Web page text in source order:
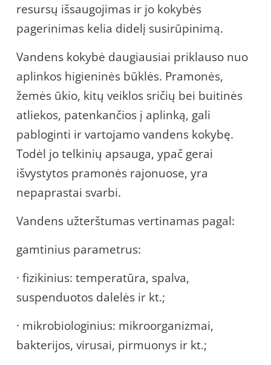
resursų išsaugojimas ir jo kokybės
pagerinimas kelia didelį susirūpinimą.
Vandens kokybė daugiausiai priklauso nuo
aplinkos higieninės būklės. Pramonės,
žemės ūkio, kitų veiklos sričių bei buitinės
atliekos, patenkančios į aplinką, gali
pabloginti ir vartojamo vandens kokybę.
Todėl jo telkinių apsauga, ypač gerai
išvystytos pramonės rajonuose, yra
nepaprastai svarbi.
Vandens užterštumas vertinamas pagal:
gamtinius parametrus:
· fizikinius: temperatūra, spalva,
suspenduotos dalelės ir kt.;
· mikrobiologinius: mikroorganizmai,
bakterijos, virusai, pirmuonys ir kt.;